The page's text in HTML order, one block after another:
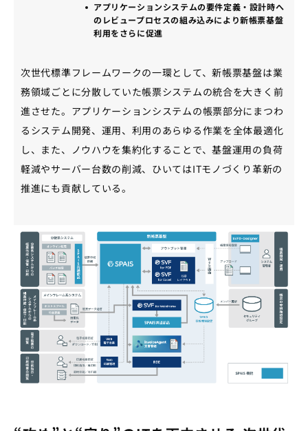
アプリケーションシステムの要件定義・設計時へ
のレビュープロセスの組み込みにより新帳票基盤
利用をさらに促進
次世代標準フレームワークの一環として、新帳票基盤は業
務領域ごとに分散していた帳票システムの統合を大きく前
進させた。アプリケーションシステムの帳票部分にまつわ
るシステム開発、運用、利用のあらゆる作業を全体最適化
し、また、ノウハウを集約化することで、基盤運用の負荷
軽減やサーバー台数の削減、ひいてはITモノづくり革新の
推進にも貢献している。